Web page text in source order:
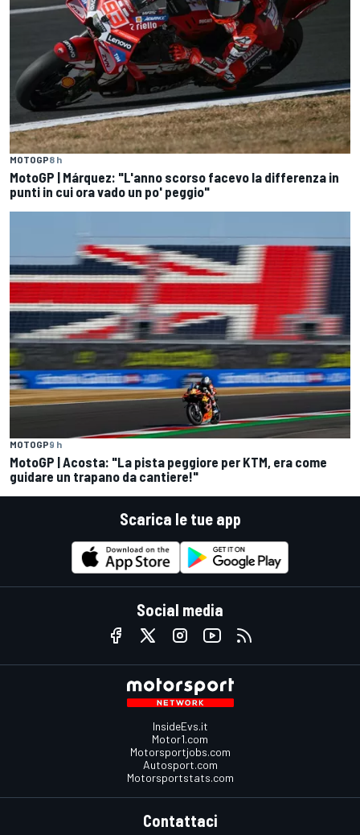
MOTOGP8 h
MotoGP | Márquez: "L'anno scorso facevo la differenza in
punti in cui ora vado un po' peggio"
MOTOGP9 h
MotoGP | Acosta: "La pista peggiore per KTM, era come
guidare un trapano da cantiere!"
Scarica le tue app
Social media
InsideEvs.it
Motor1.com
Motorsportjobs.com
Autosport.com
Motorsportstats.com
Contattaci